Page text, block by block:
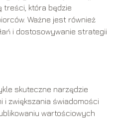
treści, która będzie
Ważne jest również
i dostosowywanie strategii
skuteczne narzędzie
i zwiększania świadomości
wartościowych